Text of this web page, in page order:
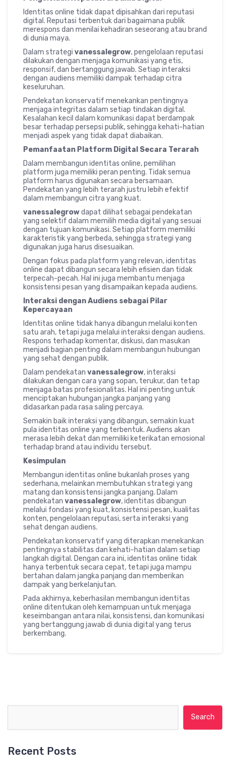
Identitas online tidak dapat dipisahkan dari reputasi
digital. Reputasi terbentuk dari bagaimana publik
merespons dan menilai kehadiran seseorang atau brand
di dunia maya.
Dalam strategi vanessalegrow, pengelolaan reputasi
dilakukan dengan menjaga komunikasi yang etis,
responsif, dan bertanggung jawab. Setiap interaksi
dengan audiens memiliki dampak terhadap citra
keseluruhan.
Pendekatan konservatif menekankan pentingnya
menjaga integritas dalam setiap tindakan digital.
Kesalahan kecil dalam komunikasi dapat berdampak
besar terhadap persepsi publik, sehingga kehati-hatian
menjadi aspek yang tidak dapat diabaikan.
Pemanfaatan Platform Digital Secara Terarah
Dalam membangun identitas online, pemilihan
platform juga memiliki peran penting. Tidak semua
platform harus digunakan secara bersamaan.
Pendekatan yang lebih terarah justru lebih efektif
dalam membangun citra yang kuat.
vanessalegrowdapat dilihat sebagai pendekatan
yang selektif dalam memilih media digital yang sesuai
dengan tujuan komunikasi. Setiap platform memiliki
karakteristik yang berbeda, sehingga strategi yang
digunakan juga harus disesuaikan.
Dengan fokus pada platform yang relevan, identitas
online dapat dibangun secara lebih efisien dan tidak
terpecah-pecah. Hal ini juga membantu menjaga
konsistensi pesan yang disampaikan kepada audiens.
Interaksi dengan Audiens sebagai Pilar
Kepercayaan
Identitas online tidak hanya dibangun melalui konten
satu arah, tetapi juga melalui interaksi dengan audiens.
Respons terhadap komentar, diskusi, dan masukan
menjadi bagian penting dalam membangun hubungan
yang sehat dengan publik.
Dalam pendekatan vanessalegrow, interaksi
dilakukan dengan cara yang sopan, terukur, dan tetap
menjaga batas profesionalitas. Hal ini penting untuk
menciptakan hubungan jangka panjang yang
didasarkan pada rasa saling percaya.
Semakin baik interaksi yang dibangun, semakin kuat
pula identitas online yang terbentuk. Audiens akan
merasa lebih dekat dan memiliki keterikatan emosional
terhadap brand atau individu tersebut.
Kesimpulan
Membangun identitas online bukanlah proses yang
sederhana, melainkan membutuhkan strategi yang
matang dan konsistensi jangka panjang. Dalam
pendekatan vanessalegrow, identitas dibangun
melalui fondasi yang kuat, konsistensi pesan, kualitas
konten, pengelolaan reputasi, serta interaksi yang
sehat dengan audiens.
Pendekatan konservatif yang diterapkan menekankan
pentingnya stabilitas dan kehati-hatian dalam setiap
langkah digital. Dengan cara ini, identitas online tidak
hanya terbentuk secara cepat, tetapi juga mampu
bertahan dalam jangka panjang dan memberikan
dampak yang berkelanjutan.
Pada akhirnya, keberhasilan membangun identitas
online ditentukan oleh kemampuan untuk menjaga
keseimbangan antara nilai, konsistensi, dan komunikasi
yang bertanggung jawab di dunia digital yang terus
berkembang.
Recent Posts